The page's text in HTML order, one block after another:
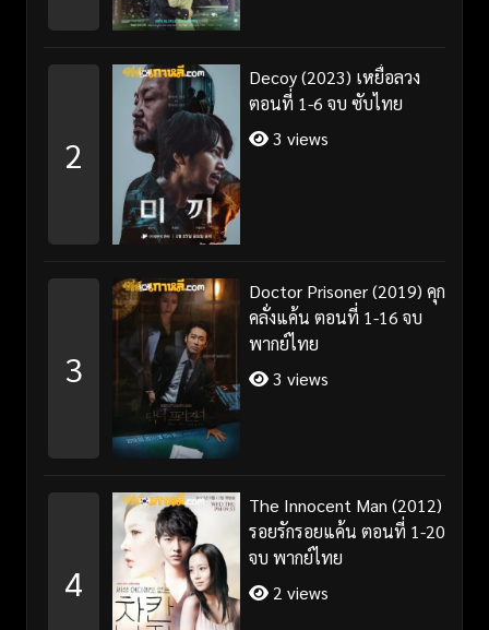
2
Decoy (2023) เหยื่อลวง
ตอนที่ 1-6 จบ ซับไทย
3 views
3
Doctor Prisoner (2019) คุก
คลั่งแค้น ตอนที่ 1-16 จบ
พากย์ไทย
3 views
4
The Innocent Man (2012)
รอยรักรอยแค้น ตอนที่ 1-20
จบ พากย์ไทย
2 views